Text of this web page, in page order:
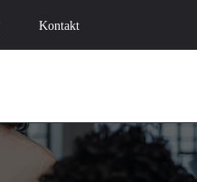
Kontakt